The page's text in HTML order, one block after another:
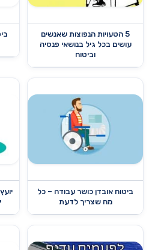
5 הטעויות הנפוצות שאנשים
עושים בכל גיל בנושאי פנסיה
וביטוח
ביטוח אובדן כושר עבודה – כל
מה שצריך לדעת